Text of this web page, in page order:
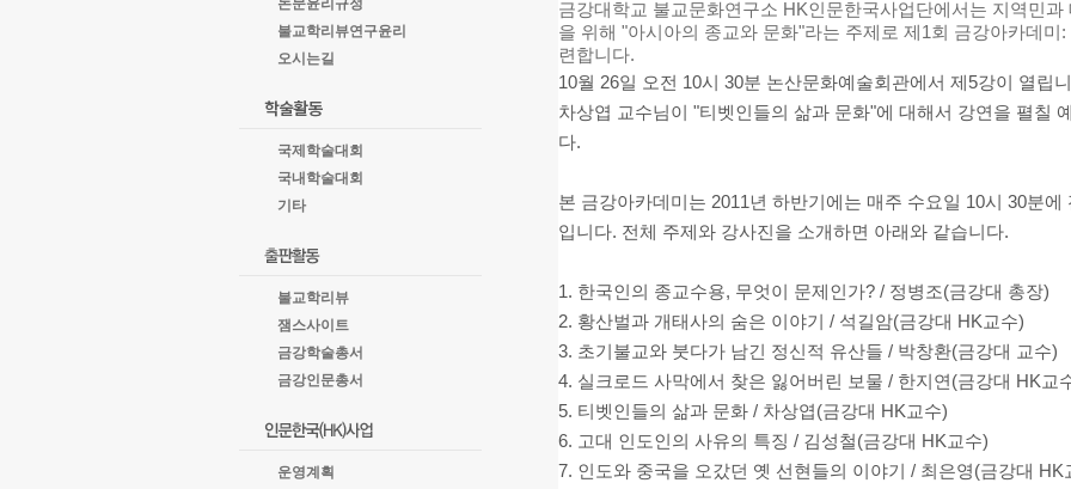
논문윤리규정
불교학리뷰연구윤리
오시는길
국제학술대회
국내학술대회
기타
불교학리뷰
잼스사이트
금강학술총서
금강인문총서
운영계획
금강대학교 불교문화연구소 HK인문한국사업단에서는 지역민과
을 위해 "아시아의 종교와 문화"라는 주제로 제1회 금강아카데
련합니다.
10월 26일 오전 10시 30분 논산문화예술회관에서 제5강이 열립
차상엽 교수님이 "티벳인들의 삶과 문화"에 대해서 강연을 펼칠
다.
본 금강아카데미는 2011년 하반기에는 매주 수요일 10시 30분
입니다. 전체 주제와 강사진을 소개하면 아래와 같습니다.
1. 한국인의 종교수용, 무엇이 문제인가? / 정병조(금강대 총장)
2. 황산벌과 개태사의 숨은 이야기 / 석길암(금강대 HK교수)
3. 초기불교와 붓다가 남긴 정신적 유산들 / 박창환(금강대 교수)
4. 실크로드 사막에서 찾은 잃어버린 보물 / 한지연(금강대 HK교
5. 티벳인들의 삶과 문화 / 차상엽(금강대 HK교수)
6. 고대 인도인의 사유의 특징 / 김성철(금강대 HK교수)
7. 인도와 중국을 오갔던 옛 선현들의 이야기 / 최은영(금강대 HK